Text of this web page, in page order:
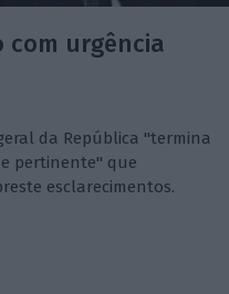
com urgência
da República "termina
pertinente" que
esclarecimentos.